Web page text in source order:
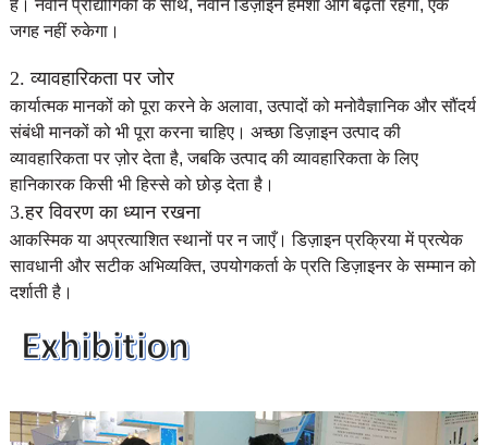
है। नवीन प्रौद्योगिकी के साथ, नवीन डिज़ाइन हमेशा आगे बढ़ता रहेगा, एक
जगह नहीं रुकेगा।
2. व्यावहारिकता पर जोर
कार्यात्मक मानकों को पूरा करने के अलावा, उत्पादों को मनोवैज्ञानिक और सौंदर्य
संबंधी मानकों को भी पूरा करना चाहिए। अच्छा डिज़ाइन उत्पाद की
व्यावहारिकता पर ज़ोर देता है, जबकि उत्पाद की व्यावहारिकता के लिए
हानिकारक किसी भी हिस्से को छोड़ देता है।
3.हर विवरण का ध्यान रखना
आकस्मिक या अप्रत्याशित स्थानों पर न जाएँ। डिज़ाइन प्रक्रिया में प्रत्येक
सावधानी और सटीक अभिव्यक्ति, उपयोगकर्ता के प्रति डिज़ाइनर के सम्मान को
दर्शाती है।